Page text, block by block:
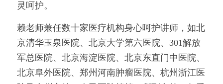
灵呵护。
赖老师兼任数十家医疗机构身心呵护讲师，如北
京清华玉泉医院、北京大学第六医院、301解放
军总医院、北京海淀医院、北京东直门中医院、
北京阜外医院、郑州河南肿瘤医院、杭州浙江医